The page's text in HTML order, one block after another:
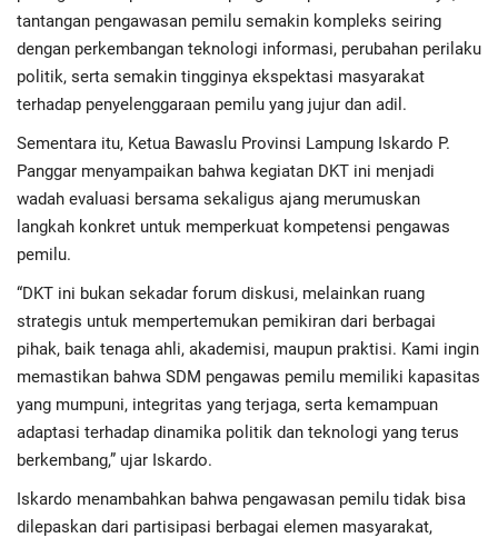
tantangan pengawasan pemilu semakin kompleks seiring
dengan perkembangan teknologi informasi, perubahan perilaku
politik, serta semakin tingginya ekspektasi masyarakat
terhadap penyelenggaraan pemilu yang jujur dan adil.
Sementara itu, Ketua Bawaslu Provinsi Lampung Iskardo P.
Panggar menyampaikan bahwa kegiatan DKT ini menjadi
wadah evaluasi bersama sekaligus ajang merumuskan
langkah konkret untuk memperkuat kompetensi pengawas
pemilu.
“DKT ini bukan sekadar forum diskusi, melainkan ruang
strategis untuk mempertemukan pemikiran dari berbagai
pihak, baik tenaga ahli, akademisi, maupun praktisi. Kami ingin
memastikan bahwa SDM pengawas pemilu memiliki kapasitas
yang mumpuni, integritas yang terjaga, serta kemampuan
adaptasi terhadap dinamika politik dan teknologi yang terus
berkembang,” ujar Iskardo.
Iskardo menambahkan bahwa pengawasan pemilu tidak bisa
dilepaskan dari partisipasi berbagai elemen masyarakat,